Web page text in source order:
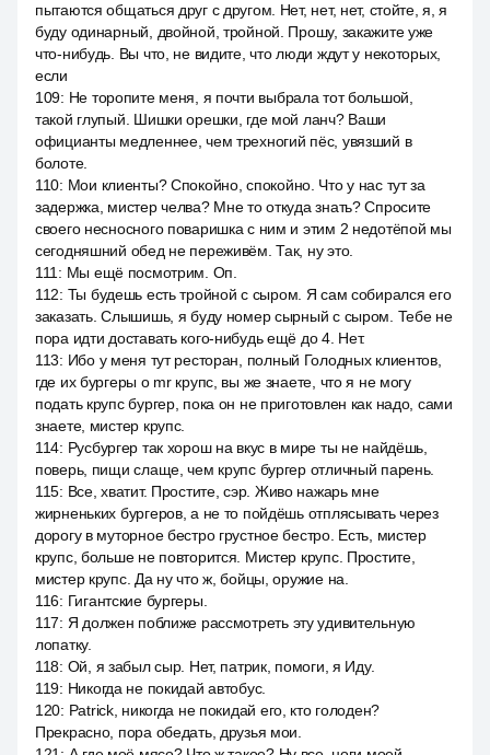
пытаются общаться друг с другом. Нет, нет, нет, стойте, я, я
буду одинарный, двойной, тройной. Прошу, закажите уже
что-нибудь. Вы что, не видите, что люди ждут у некоторых,
если
109: Не торопите меня, я почти выбрала тот большой,
такой глупый. Шишки орешки, где мой ланч? Ваши
официанты медленнее, чем трехногий пёс, увязший в
болоте.
110: Мои клиенты? Спокойно, спокойно. Что у нас тут за
задержка, мистер челва? Мне то откуда знать? Спросите
своего несносного поваришка с ним и этим 2 недотёпой мы
сегодняшний обед не переживём. Так, ну это.
111 : Мы ещё посмотрим. Оп.
112: Ты будешь есть тройной с сыром. Я сам собирался его
заказать. Слышишь, я буду номер сырный с сыром. Тебе не
пора идти доставать кого-нибудь ещё до 4. Нет.
113: Ибо у меня тут ресторан, полный Голодных клиентов,
где их бургеры о mr крупс, вы же знаете, что я не могу
подать крупс бургер, пока он не приготовлен как надо, сами
знаете, мистер крупс.
114: Русбургер так хорош на вкус в мире ты не найдёшь,
поверь, пищи слаще, чем крупс бургер отличный парень.
115: Все, хватит. Простите, сэр. Живо нажарь мне
жирненьких бургеров, а не то пойдёшь отплясывать через
дорогу в муторное бестро грустное бестро. Есть, мистер
крупс, больше не повторится. Мистер крупс. Простите,
мистер крупс. Да ну что ж, бойцы, оружие на.
116: Гигантские бургеры.
117: Я должен поближе рассмотреть эту удивительную
лопатку.
118: Ой, я забыл сыр. Нет, патрик, помоги, я Иду.
119: Никогда не покидай автобус.
120: Patrick, никогда не покидай его, кто голоден?
Прекрасно, пора обедать, друзья мои.